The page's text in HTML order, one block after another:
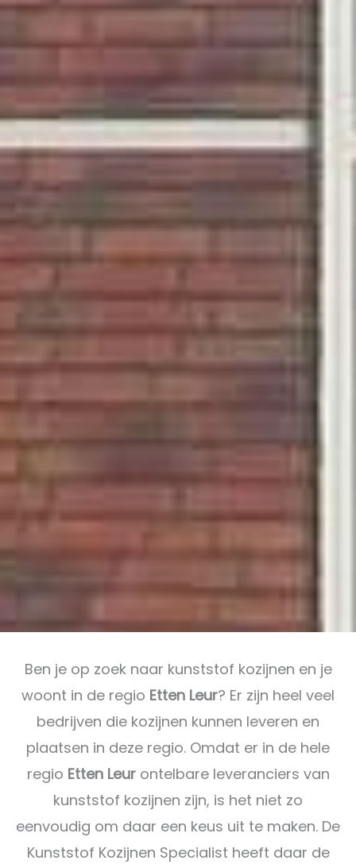
Ben je op zoek naar kunststof kozijnen en je
woont in de regio Etten Leur? Er zijn heel veel
bedrijven die kozijnen kunnen leveren en
plaatsen in deze regio. Omdat er in de hele
regio Etten Leurontelbare leveranciers van
kunststof kozijnen zijn, is het niet zo
eenvoudig om daar een keus uit te maken. De
Kunststof Kozijnen Specialist heeft daar de